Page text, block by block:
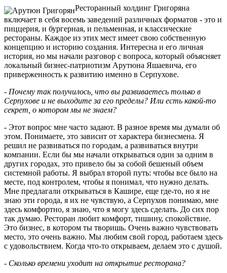
Ресторанный холдинг Григоряна
включает в себя восемь заведений различных форматов - это и
пиццерия, и бургерная, и пельменная, и классические
рестораны. Каждое из этих мест имеет свою собственную
концепцию и историю создания. Интересна и его личная
история, но мы начали разговор с вопроса, который объясняет
локальный бизнес-патриотизм Арутюна Яшаевича, его
приверженность к развитию именно в Серпухове.
- Почему так получилось, что вы развиваетесь только в
Серпухове и не выходите за его пределы? Или есть какой-то
секрет, о котором мы не знаем?
- Этот вопрос мне часто задают. В разное время мы думали об
этом. Понимаете, это зависит от характера бизнесмена. Я
решил не развиваться по городам, а развиваться внутри
компании. Если бы мы начали открываться один за одним в
других городах, это привело бы за собой бешеный объем
системной работы. Я выбрал второй путь: чтобы все было на
месте, под контролем, чтобы я понимал, что нужно делать.
Мне предлагали открываться в Кашире, еще где-то, но я не
знаю эти города, я их не чувствую, а Серпухов понимаю, мне
здесь комфортно, я знаю, что я могу здесь сделать. До сих пор
так думаю. Ресторан любит комфорт, тишину, спокойствие.
Это бизнес, в котором ты творишь. Очень важно чувствовать
место, это очень важно. Мы любим свой город, работаем здесь
с удовольствием. Когда что-то открываем, делаем это с душой.
- Сколько времени уходит на открытие ресторана?